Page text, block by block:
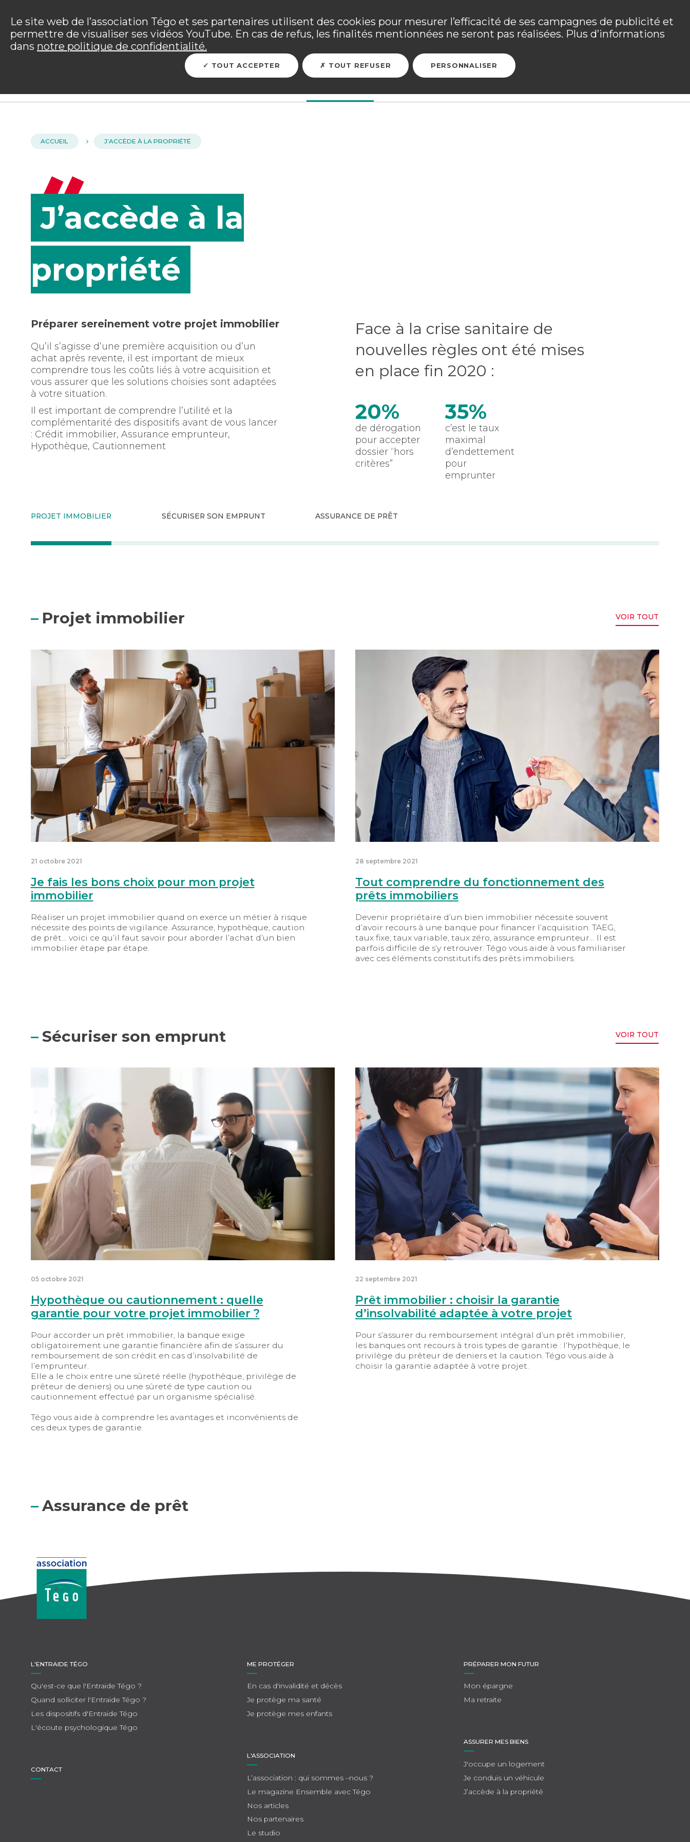
Vous êtes sur le site Tégo
ME PROTÉGER ASSURER MES BIENS L'ASSOCIATION
ACCUEIL J’ACCÈDE À LA PROPRIÉTÉ
J’accède à la
propriété
Préparer sereinement votre projet immobilier
Qu’il s’agisse d’une première acquisition ou d’un
achat après revente, il est important de mieux
comprendre tous les coûts liés à votre acquisition et
vous assurer que les solutions choisies sont adaptées
à votre situation.
Il est important de comprendre l’utilité et la
complémentarité des dispositifs avant de vous lancer
: Crédit immobilier, Assurance emprunteur,
Hypothèque, Cautionnement
Face à la crise sanitaire de
nouvelles règles ont été mises
en place fin 2020 :
20%
de dérogation
pour accepter
dossier “hors
critères”
35%
c’est le taux
maximal
d’endettement
pour
emprunter
PROJET IMMOBILIER SÉCURISER SON EMPRUNT ASSURANCE DE PRÊT
Projet immobilier VOIR TOUT
Je fais les bons choix pour mon projet immobilier
21 octobre 2021
Je fais les bons choix pour mon projet
immobilier
Réaliser un projet immobilier quand on exerce un métier à risque
nécessite des points de vigilance. Assurance, hypothèque, caution
de prêt… voici ce qu’il faut savoir pour aborder l’achat d’un bien
immobilier étape par étape.
Tout comprendre du fonctionnement des prêts immobiliers
28 septembre 2021
Tout comprendre du fonctionnement des
prêts immobiliers
Devenir propriétaire d’un bien immobilier nécessite souvent
d’avoir recours à une banque pour financer l’acquisition. TAEG,
taux fixe, taux variable, taux zéro, assurance emprunteur… Il est
parfois difficile de s’y retrouver. Tégo vous aide à vous familiariser
avec ces éléments constitutifs des prêts immobiliers.
Sécuriser son emprunt VOIR TOUT
Hypothèque ou cautionnement : quelle garantie pour votre projet immobilier ?
05 octobre 2021
Hypothèque ou cautionnement : quelle
garantie pour votre projet immobilier ?
Pour accorder un prêt immobilier, la banque exige
obligatoirement une garantie financière afin de s’assurer du
remboursement de son crédit en cas d’insolvabilité de
l’emprunteur.
Elle a le choix entre une sûreté réelle (hypothèque, privilège de
prêteur de deniers) ou une sûreté de type caution ou
cautionnement effectué par un organisme spécialisé.
Tégo vous aide à comprendre les avantages et inconvénients de
ces deux types de garantie.
Prêt immobilier : choisir la garantie d’insolvabilité adaptée à votre projet
22 septembre 2021
Prêt immobilier : choisir la garantie
d’insolvabilité adaptée à votre projet
Pour s’assurer du remboursement intégral d’un prêt immobilier,
les banques ont recours à trois types de garantie : l’hypothèque, le
privilège du prêteur de deniers et la caution. Tégo vous aide à
choisir la garantie adaptée à votre projet.
Assurance de prêt
L'ENTRAIDE TÉGO
Qu'est-ce que l'Entraide Tégo ?
Quand solliciter l'Entraide Tégo ?
Les dispositifs d'Entraide Tégo
L'écoute psychologique Tégo
ME PROTÉGER
En cas d'invalidité et décès
Je protège ma santé
Je protège mes enfants
PRÉPARER MON FUTUR
Mon épargne
Ma retraite
ASSURER MES BIENS
J'occupe un logement
Je conduis un véhicule
J’accède à la propriété
L'ASSOCIATION
L’association : qui sommes –nous ?
Le magazine Ensemble avec Tégo
Nos articles
Nos partenaires
Le studio
CONTACT
Le site web de l’association Tégo et ses partenaires utilisent des cookies pour mesurer l’efficacité de ses campagnes de publicité et
permettre de visualiser ses vidéos YouTube. En cas de refus, les finalités mentionnées ne seront pas réalisées. Plus d’informations
dans notre politique de confidentialité.
TOUT ACCEPTER TOUT REFUSER PERSONNALISER